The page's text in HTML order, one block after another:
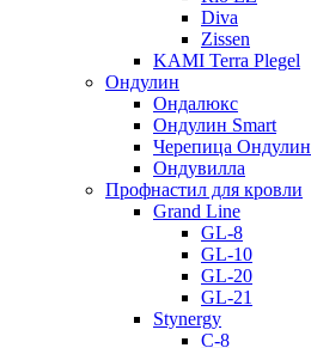
Diva
Zissen
KAMI Terra Plegel
Ондулин
Ондалюкс
Ондулин Smart
Черепица Ондулин
Ондувилла
Профнастил для кровли
Grand Line
GL-8
GL-10
GL-20
GL-21
Stynergy
C-8